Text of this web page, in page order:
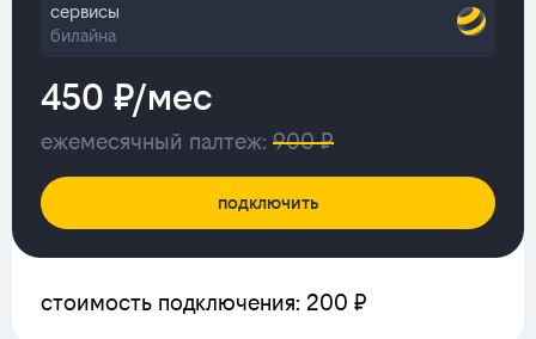
сервисы
билайна
450 ₽/мес
ежемесячный палтеж: 900 ₽
подключить
стоимость подключения: 200 ₽